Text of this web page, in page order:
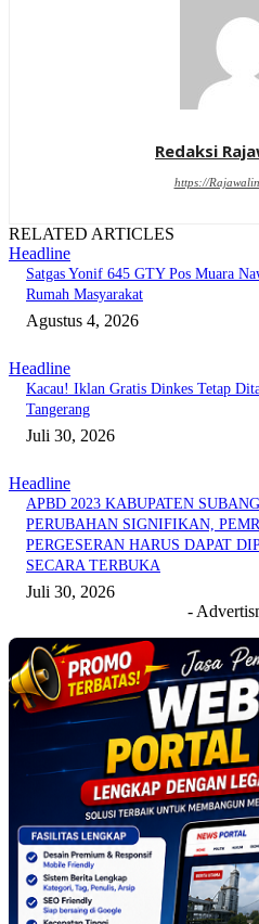
Redaksi
https://
RELATED ARTICLES
Headline
Satgas Yonif 645 GTY Pos Muara
Rumah Masyarakat
Agustus 4, 2026
Headline
Kacau! Iklan Gratis Dinkes Tetap
Tangerang
Juli 30, 2026
Headline
APBD 2023 KABUPATEN
PERUBAHAN SIGNIFIKAN,
PERGESERAN HARUS DAPAT
SECARA TERBUKA
Juli 30, 2026
-